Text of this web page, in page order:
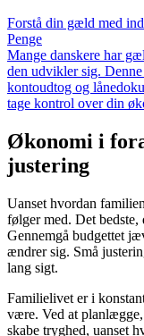
Forstå din gæld med
Penge
Mange danskere har
den udvikler sig.
kontoudtog og
tage kontrol over din
Økonomi i
justering
Uanset hvordan
følger med. Det
Gennemgå budgettet
ændrer sig. Små
lang sigt.
Familielivet er i
være. Ved at
skabe tryghed, uanset